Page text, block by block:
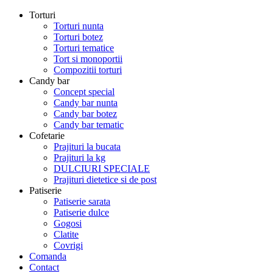
Torturi
Torturi nunta
Torturi botez
Torturi tematice
Tort si monoportii
Compozitii torturi
Candy bar
Concept special
Candy bar nunta
Candy bar botez
Candy bar tematic
Cofetarie
Prajituri la bucata
Prajituri la kg
DULCIURI SPECIALE
Prajituri dietetice si de post
Patiserie
Patiserie sarata
Patiserie dulce
Gogosi
Clatite
Covrigi
Comanda
Contact